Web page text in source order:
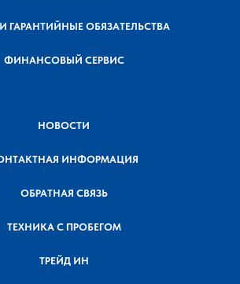
ГАРАНТИЙНЫЕ ОБЯЗАТЕЛЬСТВА
ФИНАНСОВЫЙ СЕРВИС
НОВОСТИ
ИНФОРМАЦИЯ
ОБРАТНАЯ СВЯЗЬ
ТЕХНИКА С ПРОБЕГОМ
ТРЕЙД ИН